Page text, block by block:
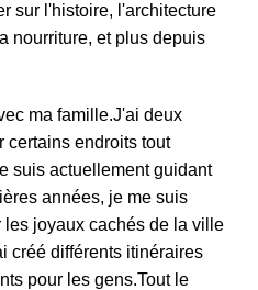
sur l'histoire, l'architecture
nourriture, et plus depuis
ma famille.J'ai deux
certains endroits tout
suis actuellement guidant
années, je me suis
joyaux cachés de la ville
créé différents itinéraires
pour les gens.Tout le